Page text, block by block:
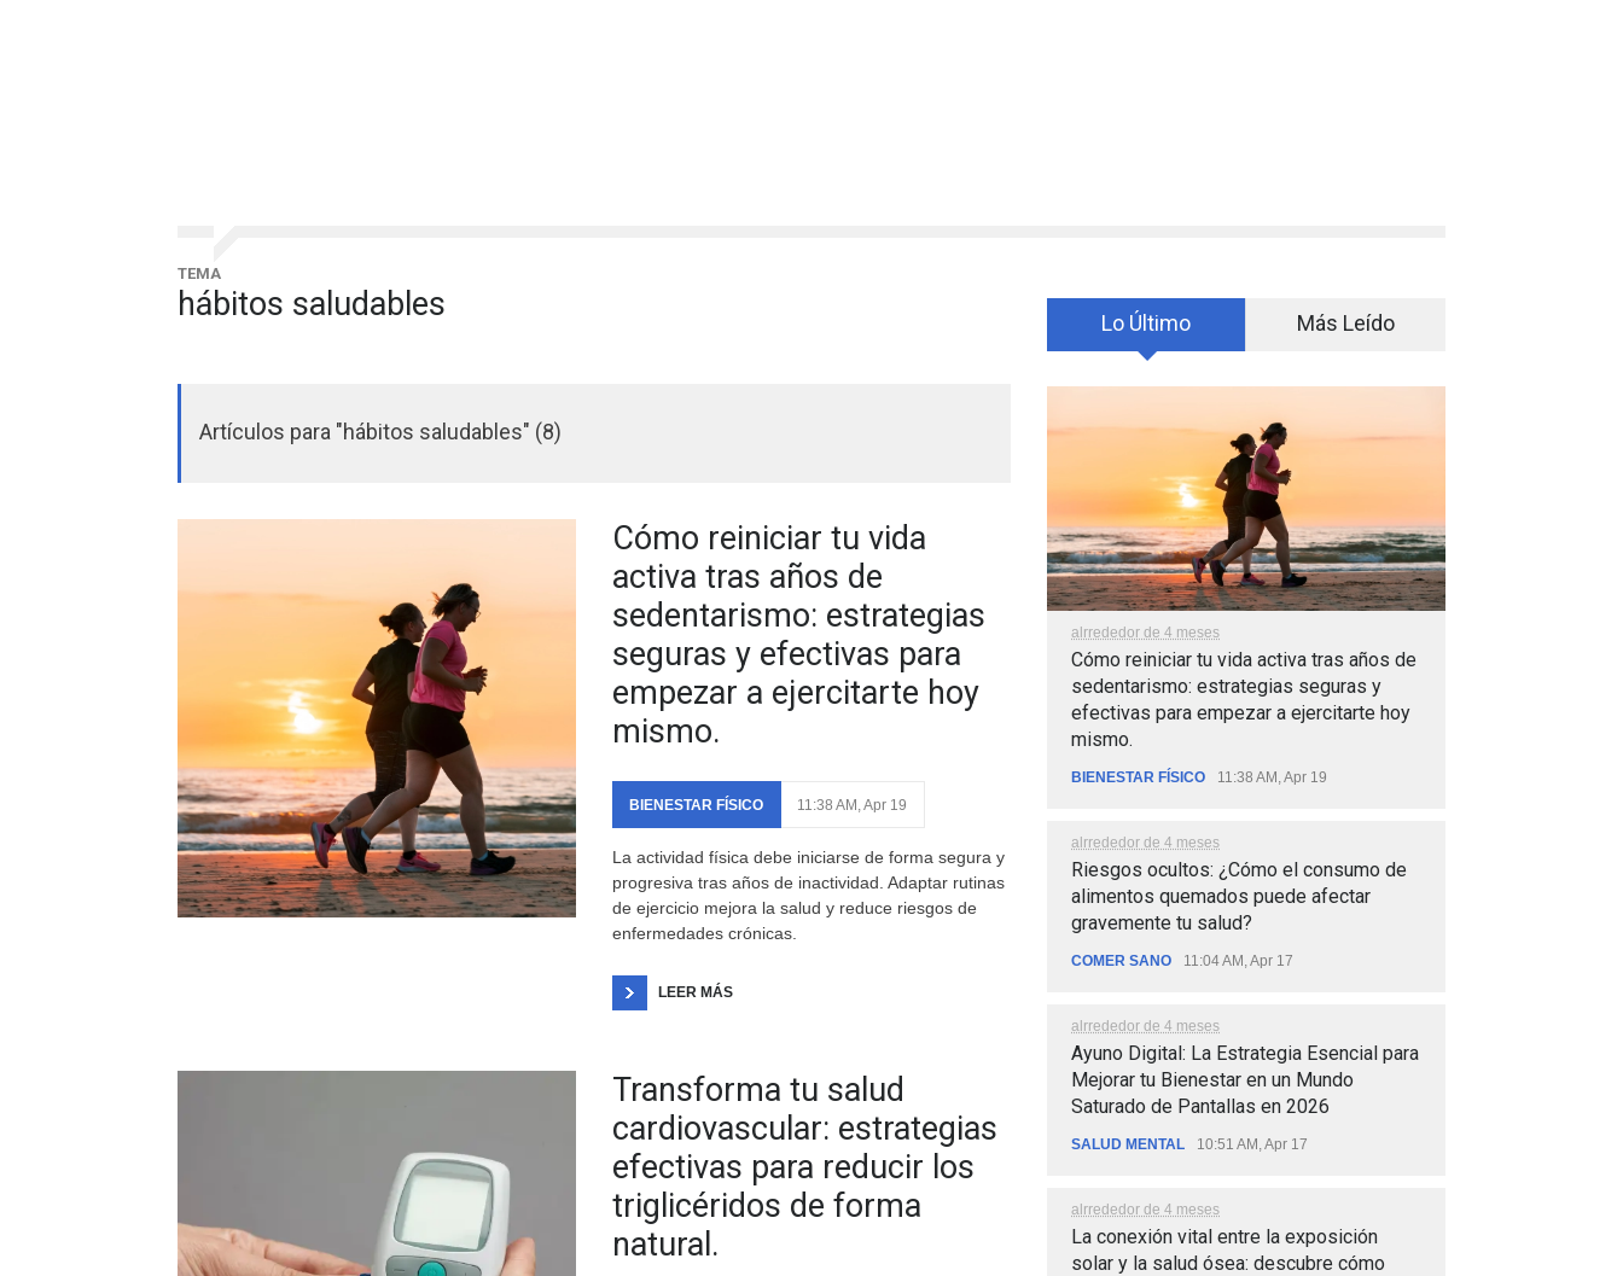
TEMA
hábitos saludables
Artículos para "hábitos saludables" (8)
Cómo reiniciar tu vida
activa tras años de
sedentarismo: estrategias
seguras y efectivas para
empezar a ejercitarte hoy
mismo.
BIENESTAR FÍSICO 11:38 AM, Apr 19
La actividad física debe iniciarse de forma segura y
progresiva tras años de inactividad. Adaptar rutinas
de ejercicio mejora la salud y reduce riesgos de
enfermedades crónicas.
LEER MÁS
Transforma tu salud
cardiovascular: estrategias
efectivas para reducir los
triglicéridos de forma
natural.
Lo Último Más Leído
alrrededor de 4 meses
Cómo reiniciar tu vida activa tras años de
sedentarismo: estrategias seguras y
efectivas para empezar a ejercitarte hoy
mismo.
BIENESTAR FÍSICO 11:38 AM, Apr 19
alrrededor de 4 meses
Riesgos ocultos: ¿Cómo el consumo de
alimentos quemados puede afectar
gravemente tu salud?
COMER SANO 11:04 AM, Apr 17
alrrededor de 4 meses
Ayuno Digital: La Estrategia Esencial para
Mejorar tu Bienestar en un Mundo
Saturado de Pantallas en 2026
SALUD MENTAL 10:51 AM, Apr 17
alrrededor de 4 meses
La conexión vital entre la exposición
solar y la salud ósea: descubre cómo